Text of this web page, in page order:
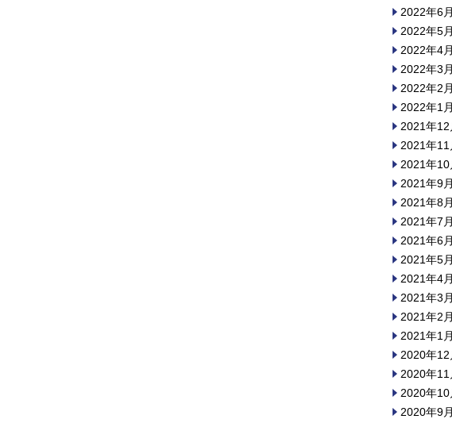
2022年6月
2022年5月
2022年4月
2022年3月
2022年2月
2022年1月
2021年12
2021年11
2021年10
2021年9月
2021年8月
2021年7月
2021年6月
2021年5月
2021年4月
2021年3月
2021年2月
2021年1月
2020年12
2020年11
2020年10
2020年9月